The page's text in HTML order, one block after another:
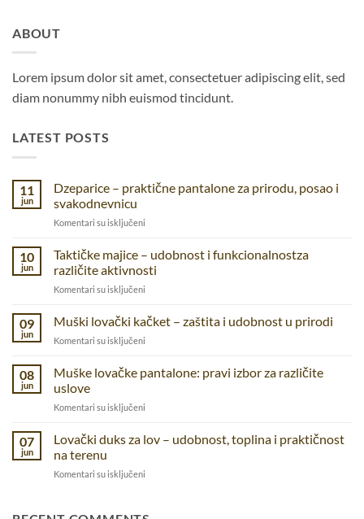
ABOUT
Lorem ipsum dolor sit amet, consectetuer adipiscing elit, sed
diam nonummy nibh euismod tincidunt.
LATEST POSTS
11
jun
Dzeparice – praktične pantalone za prirodu, posao i
svakodnevnicu
Komentari su isključeni
praktične
pantalone
posao
10
jun
Taktičke majice – udobnost i funkcionalnostza
različite aktivnosti
Komentari su isključeni
majice
–
funkcionalnostza
09
jun
Muški lovački kačket – zaštita i udobnost u prirodi
Komentari su isključeni
lovački
kačket
udobnost
08
jun
Muške lovačke pantalone: pravi izbor za različite
uslove
Komentari su isključeni
lovačke
pantalone:
uslove
07
jun
Lovački duks za lov – udobnost, toplina i praktičnost
na terenu
Komentari su isključeni
za